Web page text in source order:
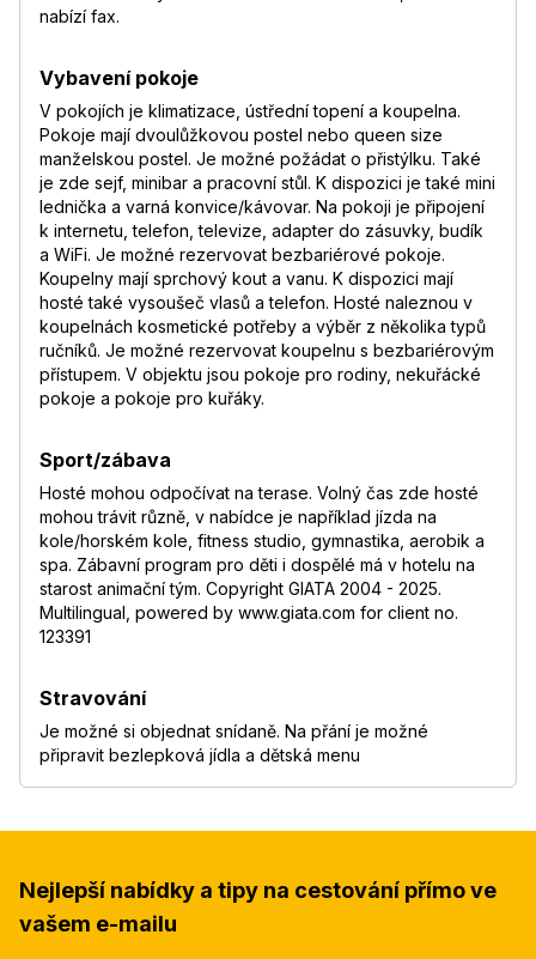
nabízí fax.
Vybavení pokoje
V pokojích je klimatizace, ústřední topení a koupelna.
Pokoje mají dvoulůžkovou postel nebo queen size
manželskou postel. Je možné požádat o přistýlku. Také
je zde sejf, minibar a pracovní stůl. K dispozici je také mini
lednička a varná konvice/kávovar. Na pokoji je připojení
k internetu, telefon, televize, adapter do zásuvky, budík
a WiFi. Je možné rezervovat bezbariérové pokoje.
Koupelny mají sprchový kout a vanu. K dispozici mají
hosté také vysoušeč vlasů a telefon. Hosté naleznou v
koupelnách kosmetické potřeby a výběr z několika typů
ručníků. Je možné rezervovat koupelnu s bezbariérovým
přístupem. V objektu jsou pokoje pro rodiny, nekuřácké
pokoje a pokoje pro kuřáky.
Sport/zábava
Hosté mohou odpočívat na terase. Volný čas zde hosté
mohou trávit různě, v nabídce je například jízda na
kole/horském kole, fitness studio, gymnastika, aerobik a
spa. Zábavní program pro děti i dospělé má v hotelu na
starost animační tým. Copyright GIATA 2004 - 2025.
Multilingual, powered by www.giata.com for client no.
123391
Stravování
Je možné si objednat snídaně. Na přání je možné
připravit bezlepková jídla a dětská menu
Nejlepší nabídky a tipy na cestování přímo ve
vašem e-mailu